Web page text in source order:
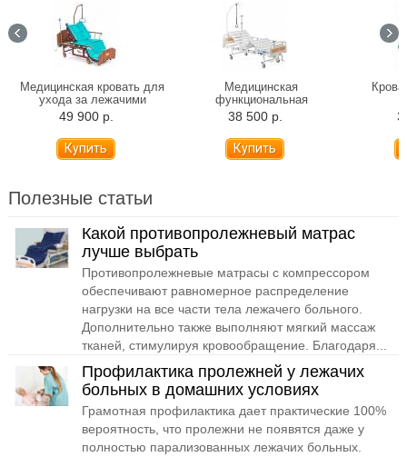
Медицинская кровать для
ухода за лежачими
больными с туалетом и
матрасом MET REMEKS
49 900 р.
Медицинская
функциональная
механическая кровать
Армед РС105-Б
38 500 р.
Полезные статьи
Какой противопролежневый матрас
лучше выбрать
Противопролежневые матрасы с компрессором
обеспечивают равномерное распределение
нагрузки на все части тела лежачего больного.
Дополнительно также выполняют мягкий массаж
тканей, стимулируя кровообращение. Благодаря...
Профилактика пролежней у лежачих
больных в домашних условиях
Грамотная профилактика дает практические 100%
вероятность, что пролежни не появятся даже у
полностью парализованных лежачих больных.